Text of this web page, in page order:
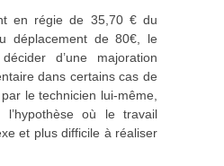
en régie de 35,70 € du
déplacement de 80€, le
d’une majoration
dans certains cas de
le technicien lui-même,
où le travail
et plus difficile à réaliser